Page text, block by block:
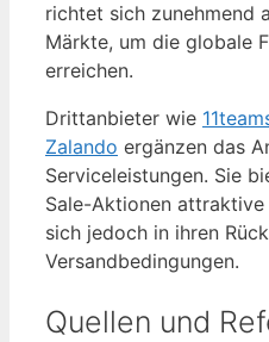
richtet sich zunehmend
Märkte, um die globale
erreichen.
Drittanbieter wie
Zalando ergänzen das
Serviceleistungen. Sie
Sale-Aktionen
sich jedoch in ihren
Versandbedingungen.
Quellen und